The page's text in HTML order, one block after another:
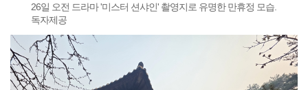
26일 오전 드라마 '미스터 션샤인' 촬영지로 유명한 만휴정 모습.
독자제공